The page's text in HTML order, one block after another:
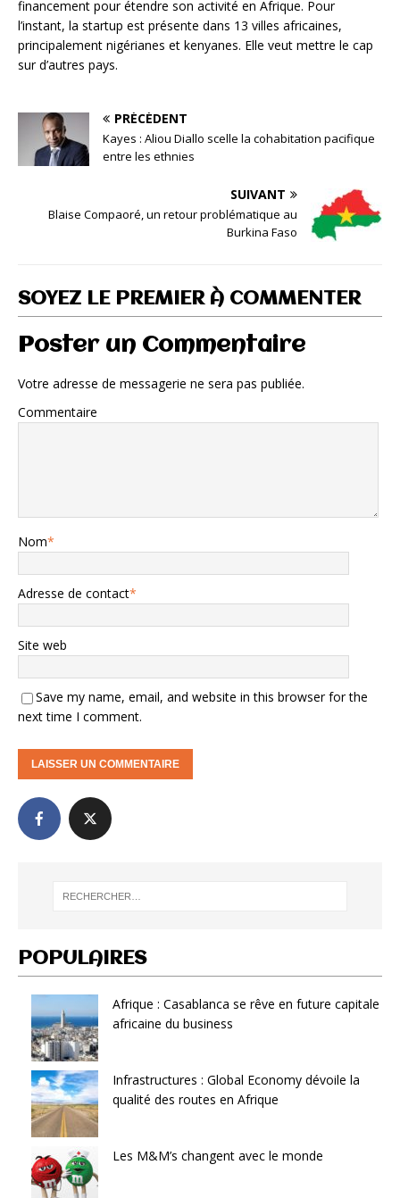
financement pour étendre son activité en Afrique. Pour
l’instant, la startup est présente dans 13 villes africaines,
principalement nigérianes et kenyanes. Elle veut mettre le cap
sur d’autres pays.
PRÉCÉDENT
Kayes : Aliou Diallo scelle la cohabitation pacifique
entre les ethnies
SUIVANT
Blaise Compaoré, un retour problématique au
Burkina Faso
SOYEZ LE PREMIER À COMMENTER
Poster un Commentaire
Votre adresse de messagerie ne sera pas publiée.
Commentaire
Nom*
Adresse de contact*
Site web
Save my name, email, and website in this browser for the
next time I comment.
POPULAIRES
Afrique : Casablanca se rêve en future capitale
africaine du business
Infrastructures : Global Economy dévoile la
qualité des routes en Afrique
Les M&M’s changent avec le monde